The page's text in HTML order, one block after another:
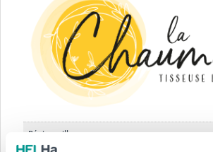
Région, ville :